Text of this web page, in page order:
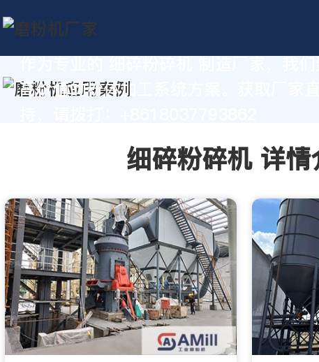
高价值的粉体加工系统方案。获取厂家
细碎粉碎机 详情